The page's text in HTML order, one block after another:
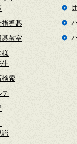
指導碁
碁教室
様
生
検索
テ
譜